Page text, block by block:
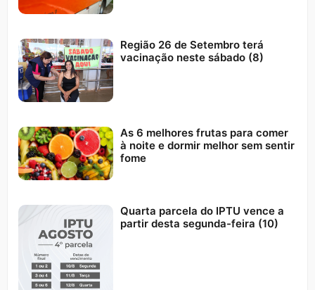
Região 26 de Setembro terá
vacinação neste sábado (8)
As 6 melhores frutas para comer
à noite e dormir melhor sem sentir
fome
Quarta parcela do IPTU vence a
partir desta segunda-feira (10)